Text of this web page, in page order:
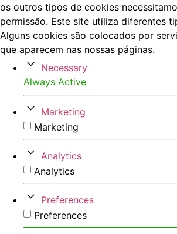
os outros tipos de cookies
permissão. Este site utiliza diferentes
Alguns cookies são colocados por
que aparecem nas nossas páginas.
Necessary
Always Active
Marketing
Marketing
Analytics
Analytics
Preferences
Preferences